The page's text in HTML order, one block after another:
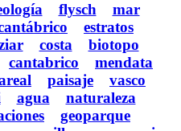
flysch
mar
estratos
costa
biotopo
cantabrico
mendata
paisaje
vasco
agua
naturaleza
geoparque